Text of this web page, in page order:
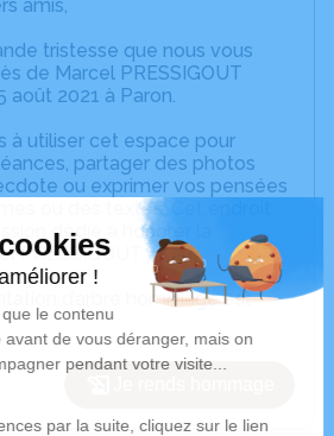
amis,
tristesse que nous vous
de Marcel PRESSIGOUT
août 2021 à Paron.
à utiliser cet espace pour
partager des photos
ou exprimer vos pensées
ou des textes. Cet endroit
dédié à honorer la
d’arbre hommage est